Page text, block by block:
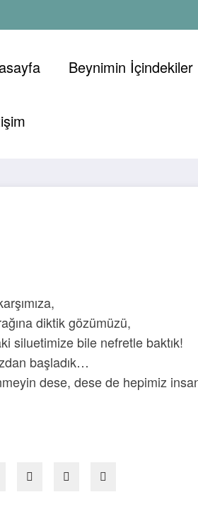
Beynimin İçindekiler
diktik gözümüzü,
siluetimize bile nefretle baktık!
başladık…
dese, dese de hepimiz